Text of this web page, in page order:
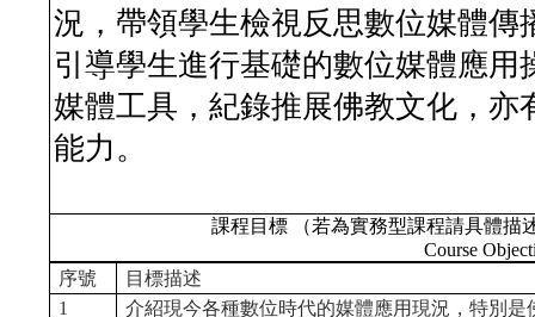
況，帶領學生檢視反思數位媒體
引導學生進行基礎的數位媒體應
媒體工具，紀錄推展佛教文化，
能力。
課程目標 （若為實務型課程請具體描
Course
序號
目標描述
1
介紹現今各種數位時代的媒體應用現況，特別